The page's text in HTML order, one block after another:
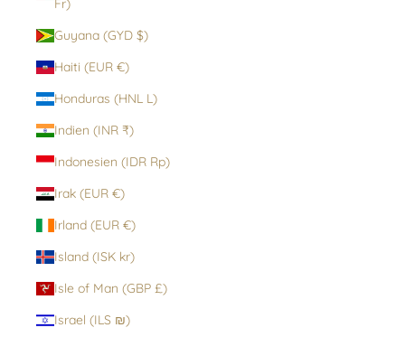
Fr)
Guyana (GYD $)
Haiti (EUR €)
Honduras (HNL L)
Indien (INR ₹)
Indonesien (IDR Rp)
Irak (EUR €)
Irland (EUR €)
Island (ISK kr)
Isle of Man (GBP £)
Israel (ILS ₪)